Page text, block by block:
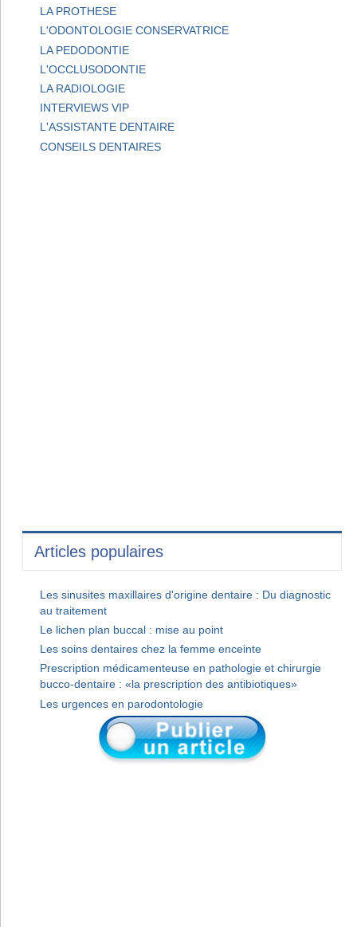
LA PROTHESE
L'ODONTOLOGIE CONSERVATRICE
LA PEDODONTIE
L'OCCLUSODONTIE
LA RADIOLOGIE
INTERVIEWS VIP
L'ASSISTANTE DENTAIRE
CONSEILS DENTAIRES
Articles populaires
Les sinusites maxillaires d'origine dentaire : Du diagnostic
au traitement
Le lichen plan buccal : mise au point
Les soins dentaires chez la femme enceinte
Prescription médicamenteuse en pathologie et chirurgie
bucco-dentaire : «la prescription des antibiotiques»
Les urgences en parodontologie